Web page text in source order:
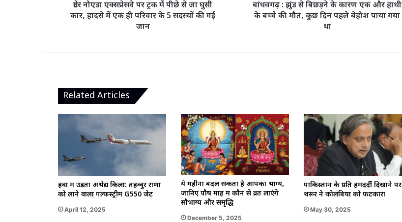
ही
सदस्यों
की
गई
ग्रेटर नोएडा एक्सप्रेसवे पर ट्रक में पीछे से जा घुसी
कार, हादसे में एक ही परिवार के 5 सदस्यों की गई
जान
कुछ
था
बांधवगढ़ : झुंड से बिछड़ने के कारण एक और हाथी
के बच्चे की मौत, कुछ दिन पहले बेहोश पाया गया
था
Related Articles
हवा में उड़ता अभेद्य किला: तहव्वुर राणा
को लाने वाला गल्फस्ट्रीम G550 जेट
April 12, 2025
ये महीना बदल सकता है आपका भाग्य,
जानिए पौष माह में कौन से व्रत लाएंगे
सौभाग्य और समृद्धि
December 5, 2025
पाकिस्तान के प्रति हमदर्दी दिखाने पर
थरूर ने कोलंबिया को फटकारा
May 30, 2025